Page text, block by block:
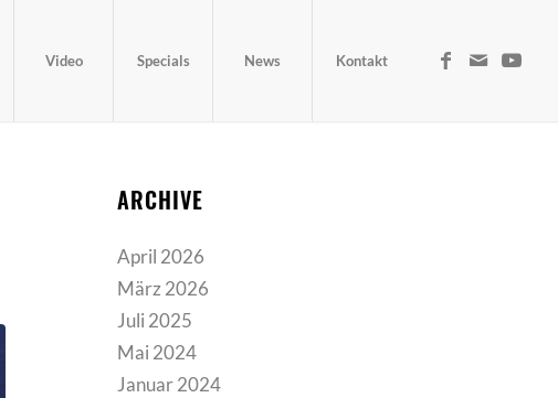
Video Specials News Kontakt
ARCHIVE
April 2026
März 2026
Juli 2025
Mai 2024
Januar 2024